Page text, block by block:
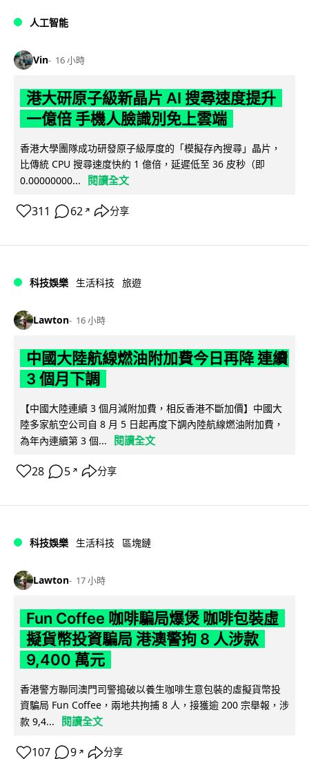
人工智能
Vin 16 小時
港大研原子級新晶片 AI 搜尋速度提升
一億倍 手機人臉識別免上雲端
香港大學團隊成功研發原子級厚度的「模擬存內搜尋」晶片，
比傳統 CPU 搜尋速度快約 1 億倍，延遲低至 36 皮秒（即
0.00000000...
閱讀全文
311 62 ↗ 分享
科技娛樂 生活科技 旅遊
Lawton 16 小時
中國大陸航線燃油附加費今日再降 連續
3 個月下調
【中國大陸連續 3 個月減附加費，相反香港不斷加價】中國大
陸多家航空公司自 8 月 5 日起再度下調內陸航線燃油附加費，
為年內連續第 3 個...
閱讀全文
28 5 ↗ 分享
科技娛樂 生活科技 區塊鏈
Lawton 17 小時
Fun Coffee 咖啡騙局爆煲 咖啡包裝虛
擬貨幣投資騙局 港澳警拘 8 人涉款
9,400 萬元
香港警方聯同澳門司警搗破以養生咖啡生意包裝的虛擬貨幣投
資騙局 Fun Coffee，兩地共拘捕 8 人，接獲逾 200 宗舉報，涉
款 9,4...
閱讀全文
107 9 ↗ 分享